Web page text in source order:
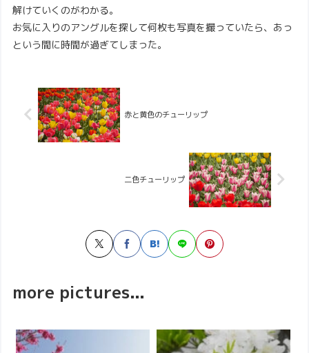
解けていくのがわかる。
お気に入りのアングルを探して何枚も写真を撮っていたら、あっ
という間に時間が過ぎてしまった。
赤と黄色のチューリップ
二色チューリップ
more pictures...